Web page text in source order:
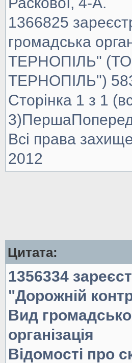
1366825
громадська
ТЕРНОПІЛЬ"
ТЕРНОПІЛЬ")
Сторінка 1 з 1
Всі права
2012
Цитата:
1356334
"Дорожній
Вид
організація
Відомості про